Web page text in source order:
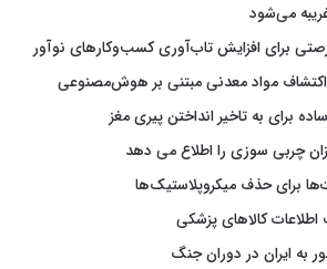
می‌شود
برای افزایش تاب‌آوری کسب‌وکارهای نوآور
مواد معدنی مبتنی بر هوش‌مصنوعی
برای به تاخیر انداختن پیری مغز
چربی سوزی را اطلاع می دهد
برای حذف میکروپلاستیک‌ها